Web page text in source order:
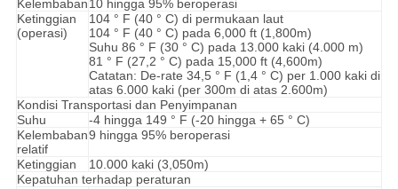
Kelembaban10 hingga 95% beroperasi
Ketinggian
(operasi)
104 ° F (40 ° C) di permukaan laut
104 ° F (40 ° C) pada 6,000 ft (1,800m)
Suhu 86 ° F (30 ° C) pada 13.000 kaki (4.000 m)
81 ° F (27,2 ° C) pada 15,000 ft (4,600m)
Catatan: De-rate 34,5 ° F (1,4 ° C) per 1.000 kaki di
atas 6.000 kaki (per 300m di atas 2.600m)
Kondisi Transportasi dan Penyimpanan
Suhu
-4 hingga 149 ° F (-20 hingga + 65 ° C)
Kelembaban
relatif
9 hingga 95% beroperasi
Ketinggian
10.000 kaki (3,050m)
Kepatuhan terhadap peraturan